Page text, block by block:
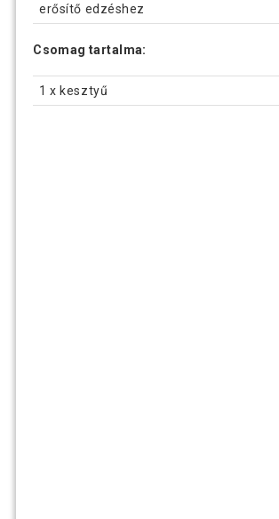
erősítő edzéshez
Csomag tartalma:
1 x kesztyű